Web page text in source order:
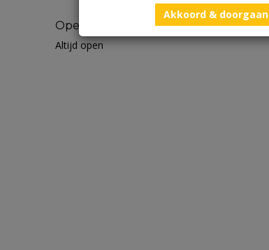
Openingstijden
Altijd open
Akkoord & doorgaan